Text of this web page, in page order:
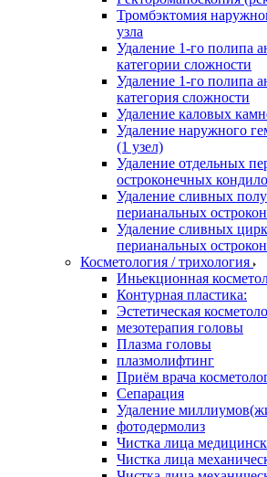
Тромбэктомия
узла
Удаление 1-го полипа
категории сложности
Удаление 1-го полипа
категория сложности
Удаление каловых
Удаление наружного
(1 узел)
Удаление отдельных
остроконечных
Удаление сливных
перианальных
Удаление сливных
перианальных
Косметология / трихология
Иньекционная
Контурная пластика:
Эстетическая
мезотерапия головы
Плазма головы
плазмолифтинг
Приём врача
Сепарация
Удаление
фотодермолиз
Чистка лица
Чистка лица